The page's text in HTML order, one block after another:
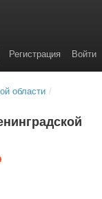
Войти
Регистрация
области /